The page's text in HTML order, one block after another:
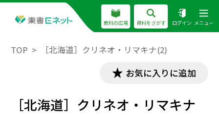
教科の広場 資料をさがす ログイン メニュー
TOP ［北海道］クリネオ・リマキナ(2)
お気に入りに追加
［北海道］クリネオ・リマキナ